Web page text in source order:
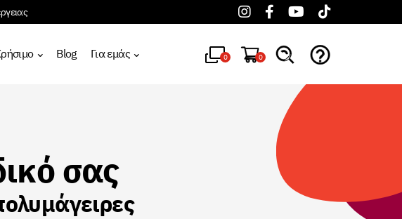
Blog Για εμάς 0 0
σας